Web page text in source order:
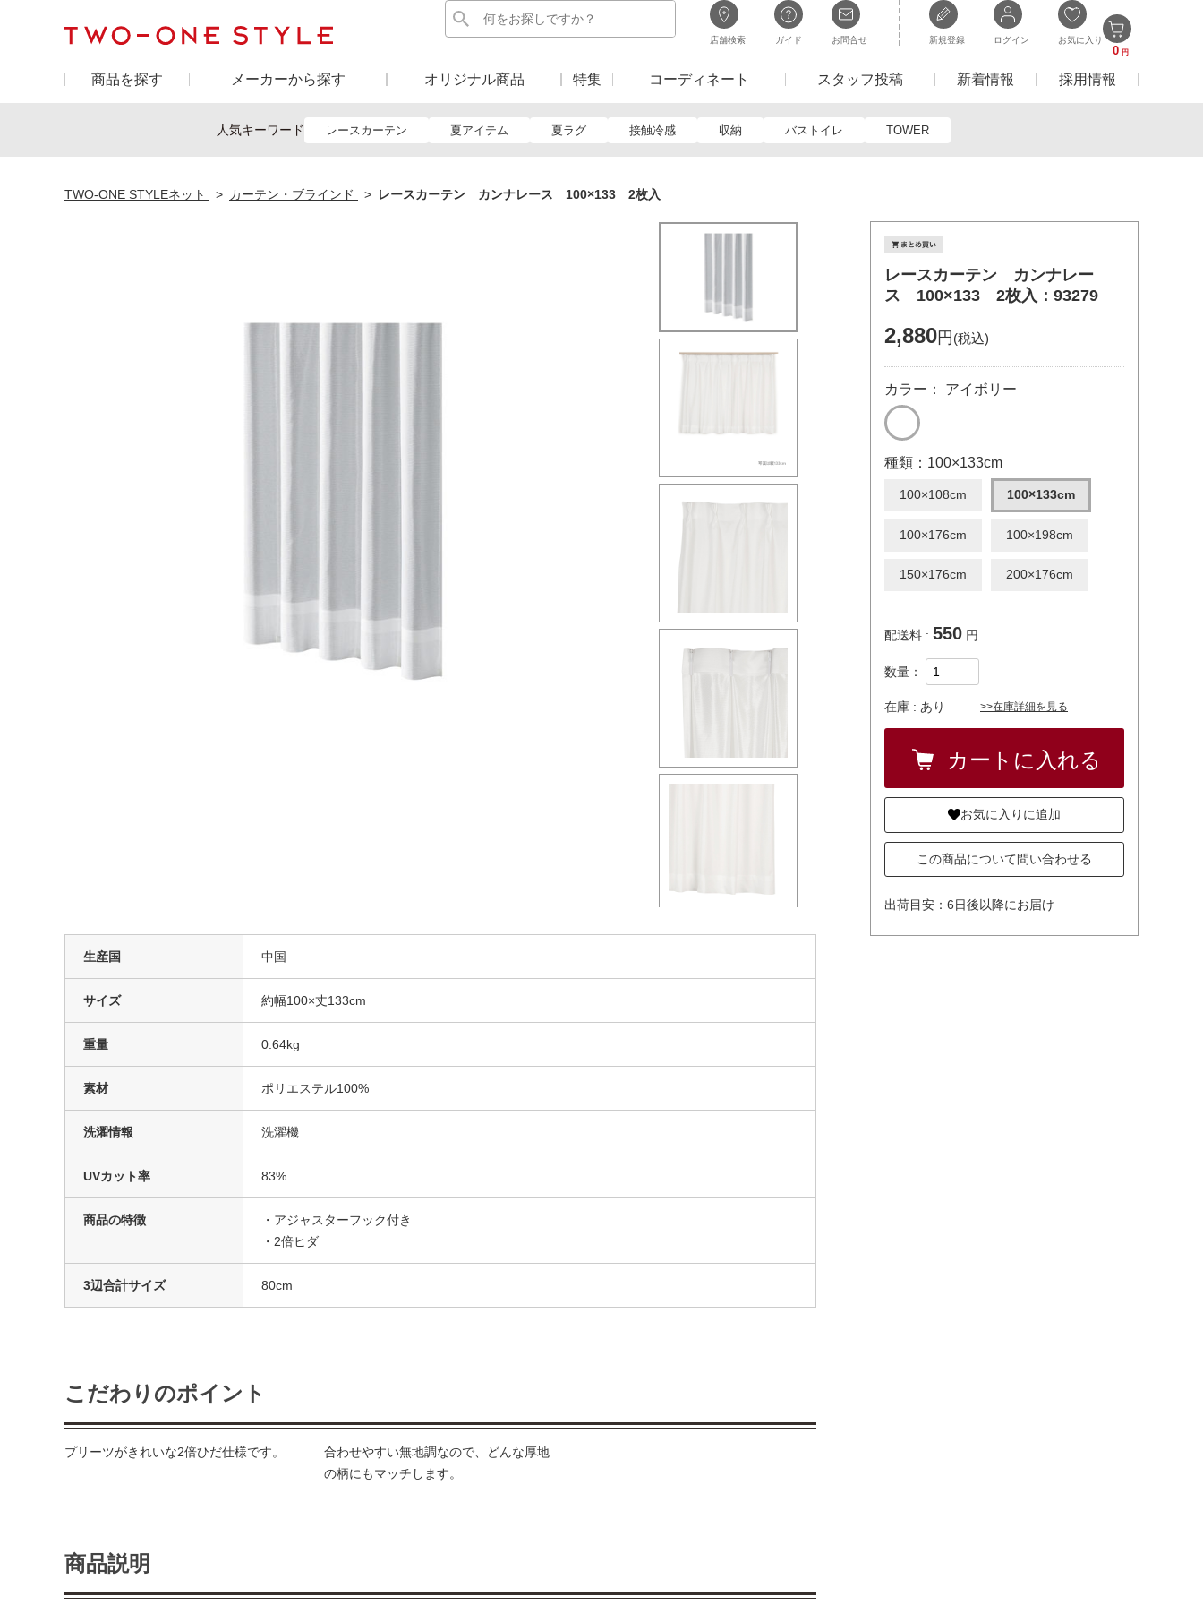
店舗検索 ガイド お問合せ 新規登録 ログイン お気に入り
0 円
商品を探す メーカーから探す オリジナル商品 特集 コーディネート スタッフ投稿 新着情報 採用情報
人気キーワード レースカーテン 夏アイテム 夏ラグ 接触冷感 収納 バストイレ TOWER
レースカーテン カンナレー
ス 100×133 2枚入：93279
2,880円 (税込)
カラー： アイボリー
種類：100×133cm
100×108cm 100×133cm
100×176cm 100×198cm
150×176cm 200×176cm
配送料 : 550 円
数量：
在庫 : あり >>在庫詳細を見る
お気に入りに追加
この商品について問い合わせる
出荷目安：6日後以降にお届け
TWO-ONE STYLEネット カーテン・ブラインド レースカーテン カンナレース 100×133 2枚入
生産国 中国
サイズ 約幅100×丈133cm
重量 0.64kg
素材 ポリエステル100%
洗濯情報 洗濯機
UVカット率 83%
商品の特徴
・アジャスターフック付き
・2倍ヒダ
3辺合計サイズ 80cm
こだわりのポイント
プリーツがきれいな2倍ひだ仕様です。
合わせやすい無地調なので、どんな厚地
の柄にもマッチします。
商品説明